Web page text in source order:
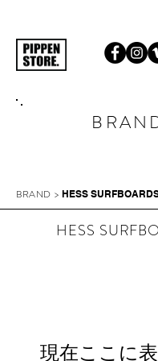
BRAND > HESS
HESS
現在ここに